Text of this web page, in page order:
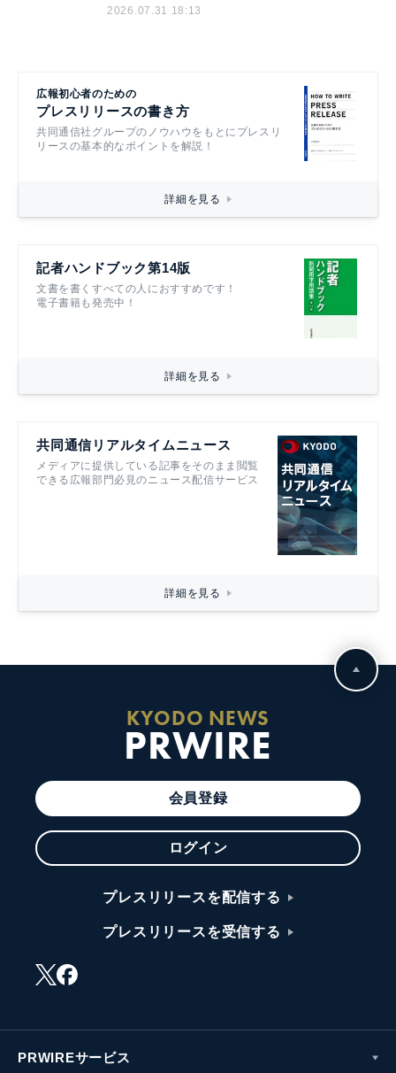
2026.07.31 18:13
広報初心者のための
プレスリリースの書き方
共同通信社グループのノウハウをもとにプレスリ
リースの基本的なポイントを解説！
詳細を見る
記者ハンドブック第14版
文書を書くすべての人におすすめです！
電子書籍も発売中！
詳細を見る
共同通信リアルタイムニュース
メディアに提供している記事をそのまま閲覧
できる広報部門必見のニュース配信サービス
詳細を見る
KYODO NEWS
PRWIRE
会員登録
ログイン
プレスリリースを配信する
プレスリリースを受信する
PRWIREサービス